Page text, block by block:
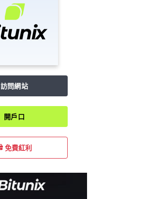
訪問網站
開戶口
免費紅利